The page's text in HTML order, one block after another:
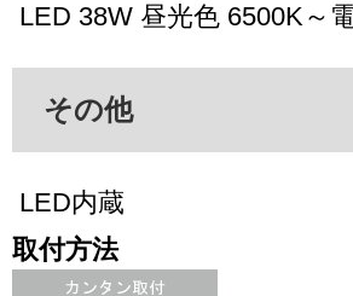
LED 38W 昼光色 6500K～
その他
LED内蔵
取付方法